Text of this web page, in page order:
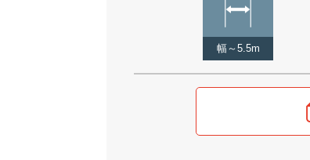
幅～5.5m